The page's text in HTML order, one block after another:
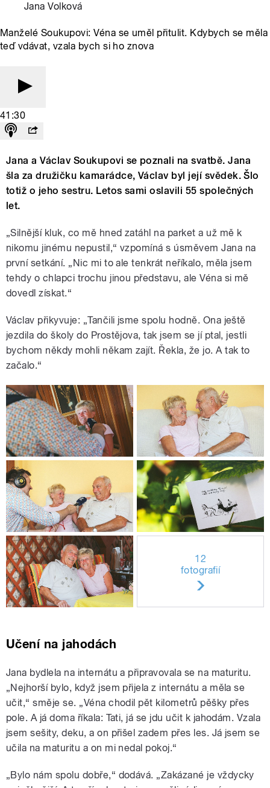
Jana Volková
Manželé Soukupovi: Véna se uměl přitulit. Kdybych se měla
teď vdávat, vzala bych si ho znova
41:30
Jana a Václav Soukupovi se poznali na svatbě. Jana
šla za družičku kamarádce, Václav byl její svědek. Šlo
totiž o jeho sestru. Letos sami oslavili 55 společných
let.
„Silnější kluk, co mě hned zatáhl na parket a už mě k
nikomu jinému nepustil,“ vzpomíná s úsměvem Jana na
první setkání. „Nic mi to ale tenkrát neříkalo, měla jsem
tehdy o chlapci trochu jinou představu, ale Véna si mě
dovedl získat.“
Václav přikyvuje: „Tančili jsme spolu hodně. Ona ještě
jezdila do školy do Prostějova, tak jsem se jí ptal, jestli
bychom někdy mohli někam zajít. Řekla, že jo. A tak to
začalo.“
12
fotografií
Učení na jahodách
Jana bydlela na internátu a připravovala se na maturitu.
„Nejhorší bylo, když jsem přijela z internátu a měla se
učit,“ směje se. „Véna chodil pět kilometrů pěšky přes
pole. A já doma říkala: Tati, já se jdu učit k jahodám. Vzala
jsem sešity, deku, a on přišel zadem přes les. Já jsem se
učila na maturitu a on mi nedal pokoj.“
„Bylo nám spolu dobře,“ dodává. „Zakázané je vždycky